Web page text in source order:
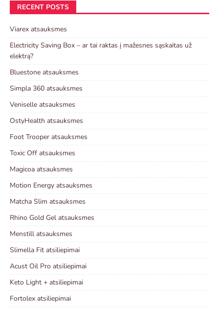
RECENT POSTS
Viarex atsauksmes
Electricity Saving Box – ar tai raktas į mažesnes sąskaitas už
elektrą?
Bluestone atsauksmes
Simpla 360 atsauksmes
Veniselle atsauksmes
OstyHealth atsauksmes
Foot Trooper atsauksmes
Toxic Off atsauksmes
Magicoa atsauksmes
Motion Energy atsauksmes
Matcha Slim atsauksmes
Rhino Gold Gel atsauksmes
Menstill atsauksmes
Slimella Fit atsiliepimai
Acust Oil Pro atsiliepimai
Keto Light + atsiliepimai
Fortolex atsiliepimai